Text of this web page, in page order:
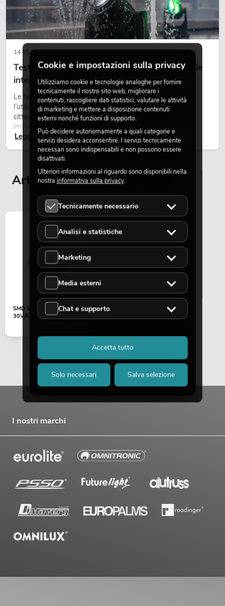
OMNITRONIC PAS MK3 Performer Set
No. 20000745 Articolo non disponibile
14.05.2026
Teste mobili outdoor: teste mobili resistenti alle
intemperie per eventi
Le teste mobili outdoor sono proiettori motorizzati per
l’utilizzo all’aperto. Vengono impiegate in festival, feste
cittadine, concerti open-air, allestimenti architetturali e
installazioni temporanee all’esterno.
Leggi ora
Articoli visualizzati per ultimi
SMD Schottky diode
30V/0,2A (SOD323)
I nostri marchi
Cookie e impostazioni sulla privacy
Utilizziamo cookie e tecnologie analoghe per fornire
tecnicamente il nostro sito web, migliorare i
contenuti, raccogliere dati statistici, valutare le attività
di marketing e mettere a disposizione contenuti
esterni nonché funzioni di supporto.
Può decidere autonomamente a quali categorie e
servizi desidera acconsentire. I servizi tecnicamente
necessari sono indispensabili e non possono essere
disattivati.
Ulteriori informazioni al riguardo sono disponibili nella
nostra informativa sulla privacy.
Tecnicamente necessario
Analisi e statistiche
Marketing
Media esterni
Chat e supporto
Solo necessari Salva selezione
Accetta tutto